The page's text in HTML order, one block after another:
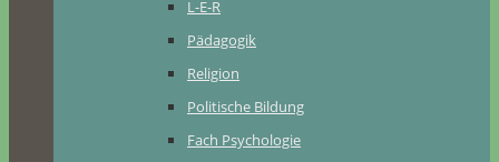
L-E-R
Pädagogik
Religion
Politische Bildung
Fach Psychologie